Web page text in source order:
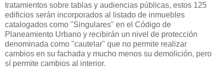
tratamientos sobre tablas y audiencias públicas, estos 125
edificios serán incorporados al listado de inmuebles
catalogados como "Singulares" en el Código de
Planeamiento Urbano y recibirán un nivel de protección
denominada como "cautelar" que no permite realizar
cambios en su fachada y mucho menos su demolición, pero
sí permite cambios al interior.